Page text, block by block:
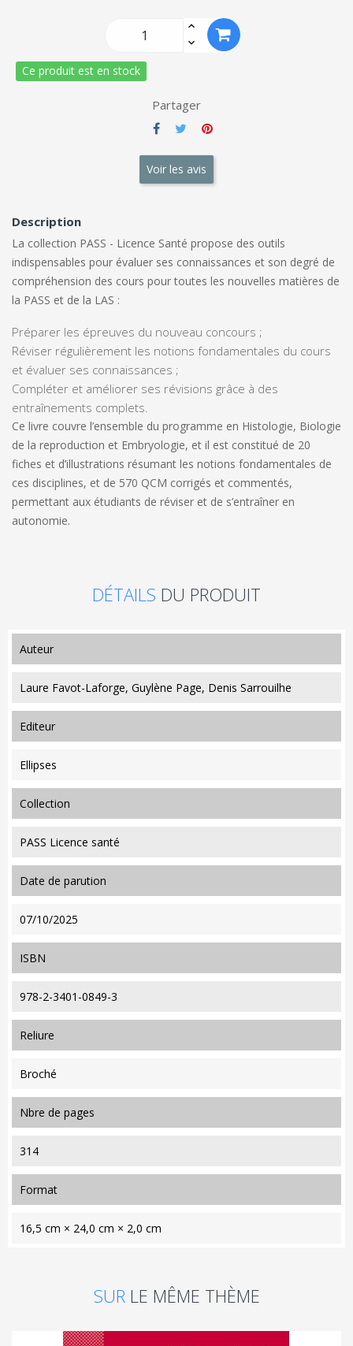
Ce produit est en stock
Partager
Voir les avis
Description
La collection PASS - Licence Santé propose des outils
indispensables pour évaluer ses connaissances et son degré de
compréhension des cours pour toutes les nouvelles matières de
la PASS et de la LAS :
Préparer les épreuves du nouveau concours ;
Réviser régulièrement les notions fondamentales du cours
et évaluer ses connaissances ;
Compléter et améliorer ses révisions grâce à des
entraînements complets.
Ce livre couvre l’ensemble du programme en Histologie, Biologie
de la reproduction et Embryologie, et il est constitué de 20
fiches et d’illustrations résumant les notions fondamentales de
ces disciplines, et de 570 QCM corrigés et commentés,
permettant aux étudiants de réviser et de s’entraîner en
autonomie.
DÉTAILS DU PRODUIT
auteur
Laure Favot-Laforge, Guylène Page, Denis Sarrouilhe
editeur
Ellipses
collection
PASS Licence santé
date de parution
07/10/2025
ISBN
978-2-3401-0849-3
reliure
Broché
nbre de pages
314
format
16,5 cm × 24,0 cm × 2,0 cm
SUR LE MÊME THÈME